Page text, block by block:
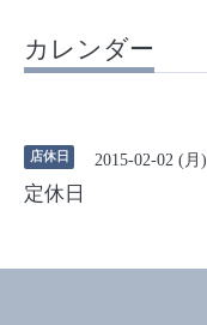
カレンダー
店休日 2015-02-02 (月)
定休日